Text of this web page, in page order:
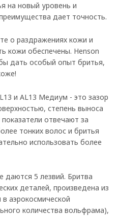
на новый уровень и
дает точность.
о раздражениях кожи и
кожи обеспечены. Henson
дать особый опыт бритья,
и AL13 Медиум - это зазор
степень выноса
отвечают за
тонких волос и бритья
использовать более
даются 5 лезвий. Бритва
деталей, произведена из
аэрокосмической
количества вольфрама),